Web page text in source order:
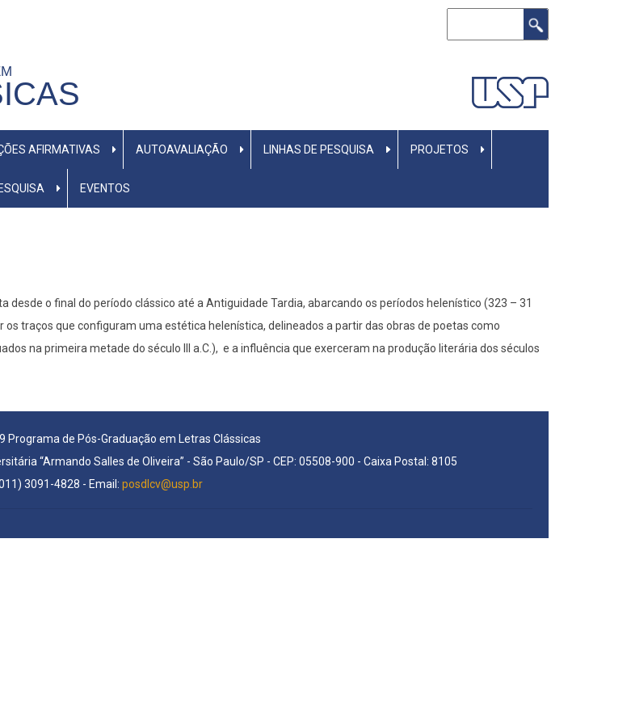
AFIRMATIVAS AUTOAVALIAÇÃO LINHAS DE PESQUISA PROJETOS
EVENTOS
o final do período clássico até a Antiguidade Tardia, abarcando os períodos helenístico (323 – 31
os traços que configuram uma estética helenística, delineados a partir das obras de poetas como
na primeira metade do século III a.C.), e a influência que exerceram na produção literária dos séculos
Programa de Pós-Graduação em Letras Clássicas
“Armando Salles de Oliveira” - São Paulo/SP - CEP: 05508-900 - Caixa Postal: 8105
3091-4828 - Email: posdlcv@usp.br